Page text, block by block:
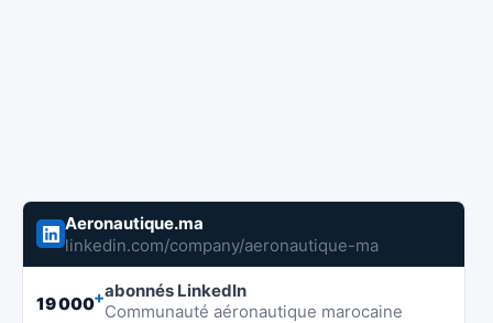
Aeronautique.ma
linkedin.com/company/aeronautique-ma
19 000+abonnés LinkedIn
Communauté aéronautique marocaine